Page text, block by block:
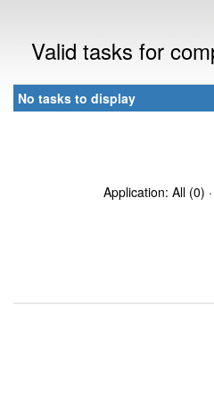
Valid tasks for
No tasks to display
Application: All (0) ·